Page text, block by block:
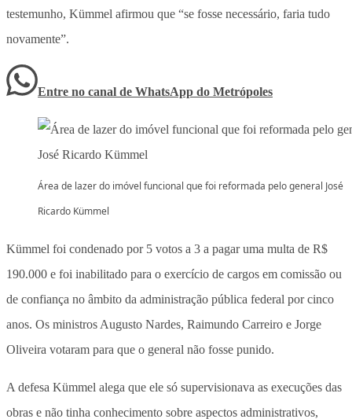
testemunho, Kümmel afirmou que “se fosse necessário, faria tudo
novamente”.
Entre no canal de WhatsApp do Metrópoles
Área de lazer do imóvel funcional que foi reformada pelo general José
Ricardo Kümmel
Kümmel foi condenado por 5 votos a 3 a pagar uma multa de R$
190.000 e foi inabilitado para o exercício de cargos em comissão ou
de confiança no âmbito da administração pública federal por cinco
anos. Os ministros Augusto Nardes, Raimundo Carreiro e Jorge
Oliveira votaram para que o general não fosse punido.
A defesa Kümmel alega que ele só supervisionava as execuções das
obras e não tinha conhecimento sobre aspectos administrativos,